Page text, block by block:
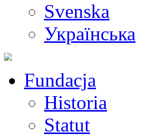
Svenska
Українська
Fundacja
Historia
Statut